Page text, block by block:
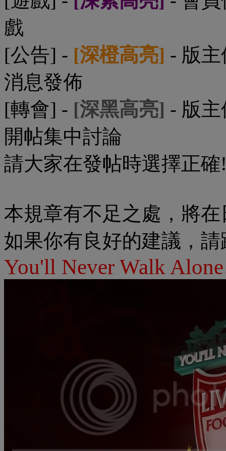
戲
[公告] - [深橙高亮] - 版
消息發佈
[轉會] - [深黑高亮] - 版
開帖集中討論
請大家在發帖時選擇正確
本規章有不足之處，將
如果你有良好的建議，
You'll Never Walk